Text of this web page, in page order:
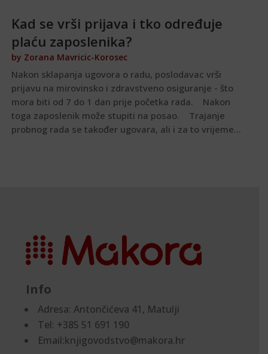
Kad se vrši prijava i tko određuje
plaću zaposlenika?
by Zorana Mavricic-Korosec
Nakon sklapanja ugovora o radu, poslodavac vrši
prijavu na mirovinsko i zdravstveno osiguranje - što
mora biti od 7 do 1 dan prije početka rada. Nakon
toga zaposlenik može stupiti na posao. Trajanje
probnog rada se također ugovara, ali i za to vrijeme...
Info
Adresa:Antončićeva 41, Matulji
Tel: +385 51 691 190
Email:knjigovodstvo@makora.hr